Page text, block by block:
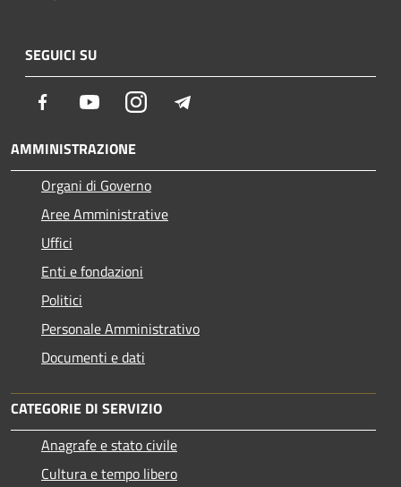
SEGUICI SU
Facebook YoutubeInstagram
AMMINISTRAZIONE
Organi di Governo
Aree Amministrative
Uffici
Enti e fondazioni
Politici
Personale Amministrativo
Documenti e dati
CATEGORIE DI SERVIZIO
Anagrafe e stato civile
Cultura e tempo libero